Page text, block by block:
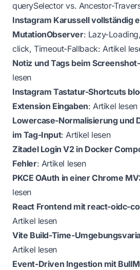
querySelector vs. Ancestor-
Instagram Karussell vollständig
MutationObserver: Lazy-
click, Timeout-Fallback:Artikel
Notiz und Tags beim
lesen
Instagram Tastatur-Shortcuts
Extension Eingaben:Artikel lesen
Lowercase-Normalisierung und
im Tag-Input:Artikel lesen
Zitadel Login V2 in Docker
Fehler: Artikel lesen
PKCE OAuth in einer Chrome
lesen
React Frontend mit react-oidc-
Artikel lesen
Vite Build-Time-
Artikel lesen
Event-Driven Ingestion mit